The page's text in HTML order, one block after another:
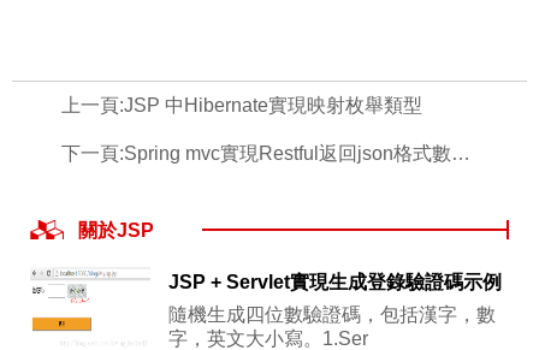
上一頁:JSP 中Hibernate實現映射枚舉類型
下一頁:Spring mvc實現Restful返回json格式數據實例詳解
關於JSP
JSP + Servlet實現生成登錄驗證碼示例
隨機生成四位數驗證碼，包括漢字，數
字，英文大小寫。1.Ser